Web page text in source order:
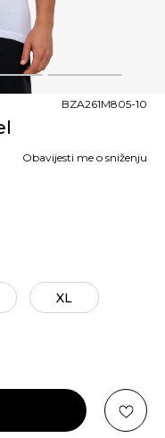
3 4
BZA261M805-10
Obavijesti me o sniženju
XL